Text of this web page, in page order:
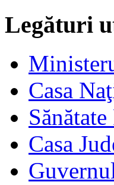
Legături
Casa
Casa